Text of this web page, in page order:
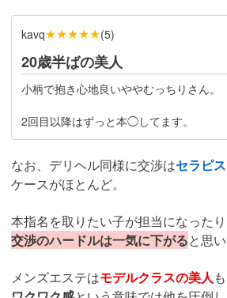
kavq★★★★★(5)
20歳半ばの美人
小柄で抱き心地良いややむっちりさん。
2回目以降はずっと本◯してます。
なお、デリヘル同様に交渉はセラピ
ケースがほとんど。
本指名を取りたい子が担当になった
交渉のハードルは一気に下がると思い
メンズエステはモデルクラスの美人